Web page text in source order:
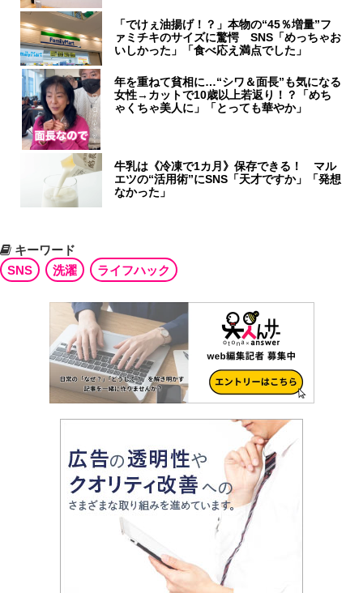
「でけぇ油揚げ！？」本物の“45％増量”フ
ァミチキのサイズに驚愕 SNS「めっちゃお
いしかった」「食べ応え満点でした」
年を重ねて貧相に…“シワ＆面長”も気になる
女性→カットで10歳以上若返り！？「めち
ゃくちゃ美人に」「とっても華やか」
牛乳は《冷凍で1カ月》保存できる！ マル
エツの“活用術”にSNS「天才ですか」「発想
なかった」
キーワード
SNS
洗濯 ライフハック